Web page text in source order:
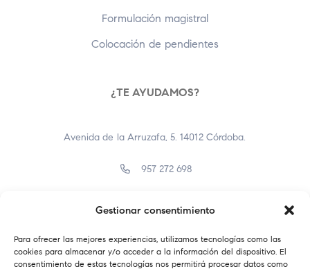
Gestionar consentimiento
Para ofrecer las mejores experiencias, utilizamos tecnologías como las
cookies para almacenar y/o acceder a la información del dispositivo. El
consentimiento de estas tecnologías nos permitirá procesar datos como
Formulación magistral
Colocación de pendientes
¿TE AYUDAMOS?
Avenida de la Arruzafa, 5. 14012 Córdoba.
957 272 698